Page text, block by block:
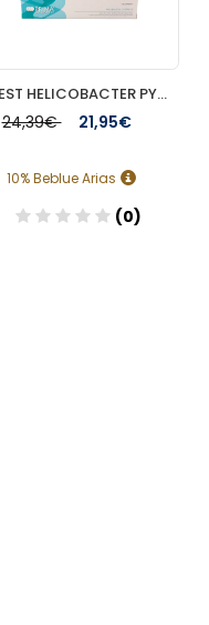
TEST HELICOBACTER PYLORI PRIMA HOME TEST DE AUTODIAGNOSTICO 1 TEST
24,39€ 21,95€
10% Beblue Arias
(0)